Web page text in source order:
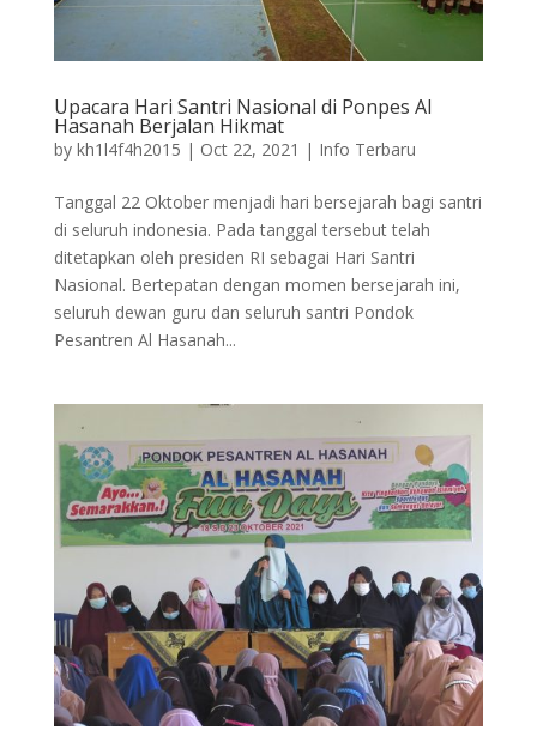
Upacara Hari Santri Nasional di Ponpes Al
Hasanah Berjalan Hikmat
by kh1l4f4h2015 | Oct 22, 2021 | Info Terbaru
Tanggal 22 Oktober menjadi hari bersejarah bagi santri
di seluruh indonesia. Pada tanggal tersebut telah
ditetapkan oleh presiden RI sebagai Hari Santri
Nasional. Bertepatan dengan momen bersejarah ini,
seluruh dewan guru dan seluruh santri Pondok
Pesantren Al Hasanah...